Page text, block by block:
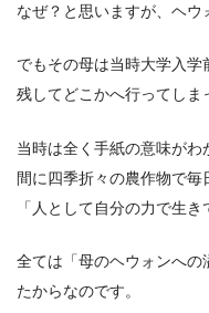
なぜ？と思いますが、ヘウ
でもその母は当時大学入
残してどこかへ行ってしま
当時は全く手紙の意味が
間に四季折々の農作物で毎
「人として自分の力で生
全ては「母のヘウォンへの
たからなのです。